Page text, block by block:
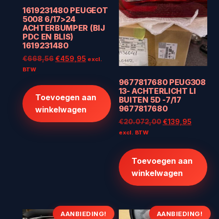
1619231480 PEUGEOT
5008 6/17>24
ACHTERBUMPER (BIJ
PDC EN BLIS)
1619231480
€668,56Oorspronkelijke
€459,95 Huidige
€459,95.
excl.
BTW
Toevoegen aan
winkelwagen
9677817680 PEUG308
13- ACHTERLICHT LI
BUITEN 5D -7/17
9677817680
€20.072,00 Oorspronkelijke
€20.072,00.
€139,95Huidige
excl. BTW
Toevoegen aan
winkelwagen
AANBIEDING! AANBIEDING!